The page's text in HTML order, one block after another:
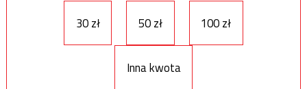
30 zł
50 zł 100 zł
Inna kwota